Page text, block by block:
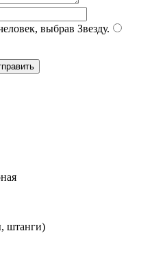
выбрав Звезду.
штанги)